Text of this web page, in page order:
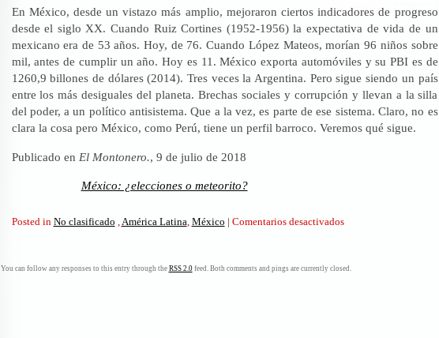
En México, desde un vistazo más amplio, mejoraron ciertos indicadores de progreso
desde el siglo XX. Cuando Ruiz Cortines (1952-1956) la expectativa de vida de un
mexicano era de 53 años. Hoy, de 76. Cuando López Mateos, morían 96 niños sobre
mil, antes de cumplir un año. Hoy es 11. México exporta automóviles y su PBI es de
1260,9 billones de dólares (2014). Tres veces la Argentina. Pero sigue siendo un país
entre los más desiguales del planeta. Brechas sociales y corrupción y llevan a la silla
del poder, a un político antisistema. Que a la vez, es parte de ese sistema. Claro, no es
clara la cosa pero México, como Perú, tiene un perfil barroco. Veremos qué sigue.
Publicado en El Montonero., 9 de julio de 2018
México: ¿elecciones o meteorito?
Posted in No clasificado ,América Latina, México | Comentarios desactivadosen
o
You can follow any responses to this entry through the RSS 2.0feed. Both comments and pings are currently closed.